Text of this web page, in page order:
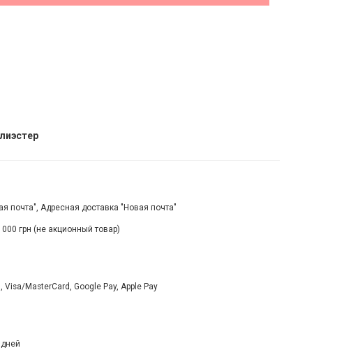
почта", Адресная доставка "Новая почта"
грн (не акционный товар)
MasterCard, Google Pay, Apple Pay